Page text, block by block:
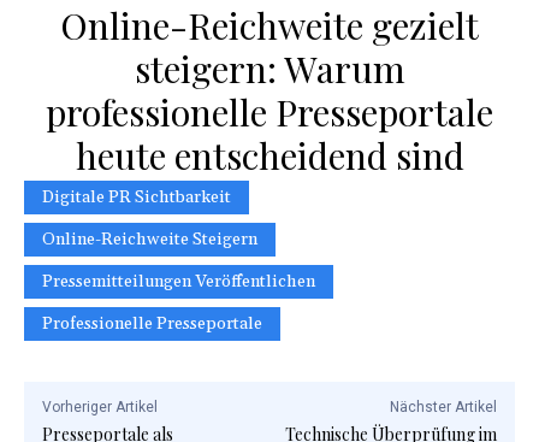
Online-Reichweite gezielt
steigern: Warum
professionelle Presseportale
heute entscheidend sind
Digitale PR Sichtbarkeit
Online-Reichweite Steigern
Pressemitteilungen Veröffentlichen
Professionelle Presseportale
Vorheriger Artikel
Presseportale als
Nächster Artikel
Technische Überprüfung im